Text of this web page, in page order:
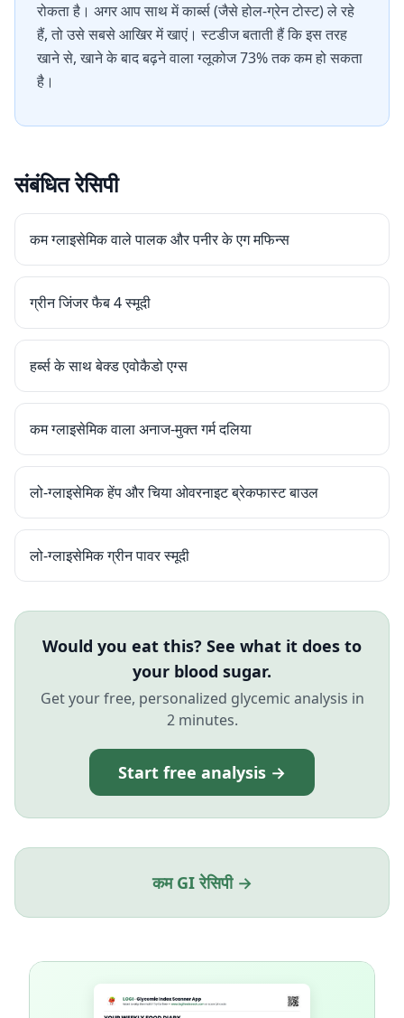
रोकता है। अगर आप साथ में कार्ब्स (जैसे होल-ग्रेन टोस्ट) ले रहे
हैं, तो उसे सबसे आखिर में खाएं। स्टडीज बताती हैं कि इस तरह
खाने से, खाने के बाद बढ़ने वाला ग्लूकोज 73% तक कम हो सकता
है।
संबंधित रेसिपी
कम ग्लाइसेमिक वाले पालक और पनीर के एग मफिन्स
ग्रीन जिंजर फैब 4 स्मूदी
हर्ब्स के साथ बेक्ड एवोकैडो एग्स
कम ग्लाइसेमिक वाला अनाज-मुक्त गर्म दलिया
लो-ग्लाइसेमिक हेंप और चिया ओवरनाइट ब्रेकफास्ट बाउल
लो-ग्लाइसेमिक ग्रीन पावर स्मूदी
Would you eat this? See what it does to
your blood sugar.
Get your free, personalized glycemic analysis in
2 minutes.
Start free analysis →
कम GI रेसिपी →